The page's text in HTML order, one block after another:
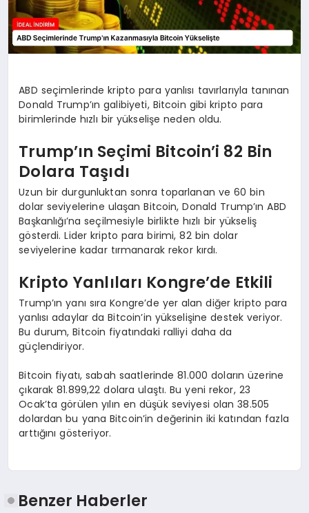
ABD seçimlerinde kripto para yanlısı tavırlarıyla tanınan
Donald Trump’ın galibiyeti, Bitcoin gibi kripto para
birimlerinde hızlı bir yükselişe neden oldu.
Trump’ın Seçimi Bitcoin’i 82 Bin
Dolara Taşıdı
Uzun bir durgunluktan sonra toparlanan ve 60 bin
dolar seviyelerine ulaşan Bitcoin, Donald Trump’ın ABD
Başkanlığı’na seçilmesiyle birlikte hızlı bir yükseliş
gösterdi. Lider kripto para birimi, 82 bin dolar
seviyelerine kadar tırmanarak rekor kırdı.
Kripto Yanlıları Kongre’de Etkili
Trump’ın yanı sıra Kongre’de yer alan diğer kripto para
yanlısı adaylar da Bitcoin’in yükselişine destek veriyor.
Bu durum, Bitcoin fiyatındaki ralliyi daha da
güçlendiriyor.
Bitcoin fiyatı, sabah saatlerinde 81.000 doların üzerine
çıkarak 81.899,22 dolara ulaştı. Bu yeni rekor, 23
Ocak’ta görülen yılın en düşük seviyesi olan 38.505
dolardan bu yana Bitcoin’in değerinin iki katından fazla
arttığını gösteriyor.
Benzer Haberler